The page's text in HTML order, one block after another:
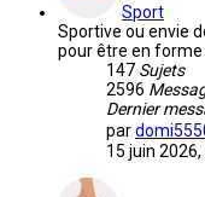
Sport
Sportive ou envie
pour être en forme
147 Sujets
2596
Dernier
par
15 juin 2026,